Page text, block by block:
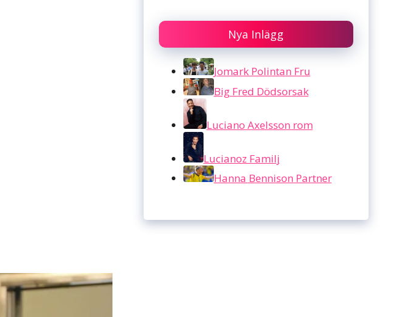
Nya Inlägg
Jomark Polintan Fru
Big Fred Dödsorsak
Luciano Axelsson rom
Lucianoz Familj
Hanna Bennison Partner